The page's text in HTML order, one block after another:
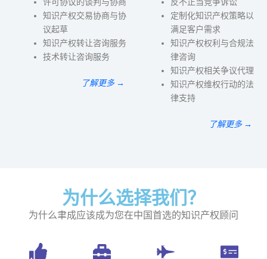
知识产权交易协商与协
议起草
知识产权转让咨询服务
技术转让咨询服务
了解更多 →
定制化知识产权策略以
满足客户需求
知识产权权利与合规法
律咨询
知识产权相关争议代理
知识产权维权行动的法
律支持
了解更多 →
为什么选择我们？
为什么聿成应该成为您在中国首选的知识产权顾问